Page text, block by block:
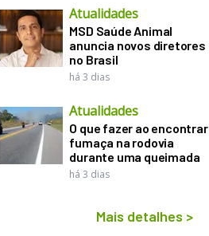
Atualidades
MSD Saúde Animal
anuncia novos diretores
no Brasil
há 3 dias
Atualidades
O que fazer ao encontrar
fumaça na rodovia
durante uma queimada
há 3 dias
Mais detalhes >